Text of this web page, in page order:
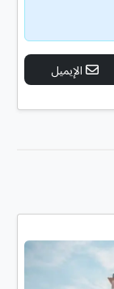
الإيميل